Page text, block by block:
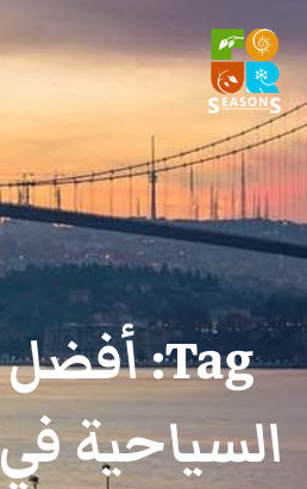
Tag: أفضل
السياحية